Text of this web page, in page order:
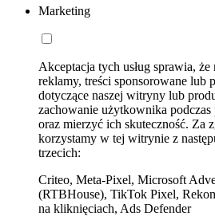
Marketing
Akceptacja tych usług sprawia,
reklamy, treści sponsorowane lub
dotyczące naszej witryny lub
zachowanie użytkownika
oraz mierzyć ich skuteczność. Za
korzystamy w tej witrynie z
trzecich:
Criteo, Meta-Pixel, Microsoft
(RTBHouse), TikTok Pixel,
na kliknięciach, Ads Defender